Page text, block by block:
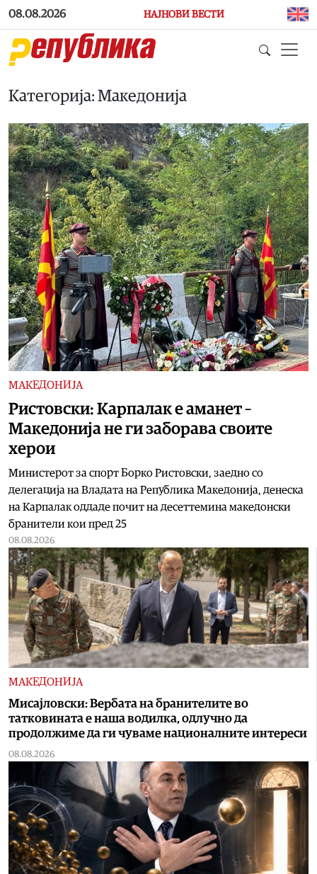
Skip to main content
08.08.2026 НАЈНОВИ ВЕСТИ
Категорија: Македонија
МАКЕДОНИЈА
Ристовски: Карпалак е аманет –
Македонија не ги заборава своите
херои
Министерот за спорт Борко Ристовски, заедно со
делегација на Владата на Република Македонија, денеска
на Карпалак оддаде почит на десеттемина македонски
бранители кои пред 25
08.08.2026
МАКЕДОНИЈА
Мисајловски: Вербата на бранителите во
татковината е наша водилка, одлучно да
продолжиме да ги чуваме националните интереси
08.08.2026